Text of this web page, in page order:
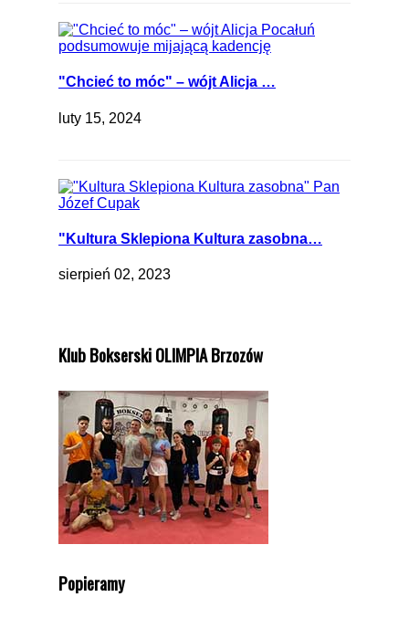
"Chcieć to móc" – wójt Alicja …
luty 15, 2024
"Kultura Sklepiona Kultura zasobna…
sierpień 02, 2023
Klub Bokserski OLIMPIA Brzozów
Popieramy